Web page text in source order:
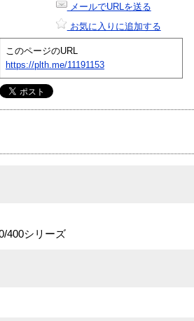
メールでURLを送る
お気に入りに追加する
このページのURL
https://plth.me/11191153
400シリーズ